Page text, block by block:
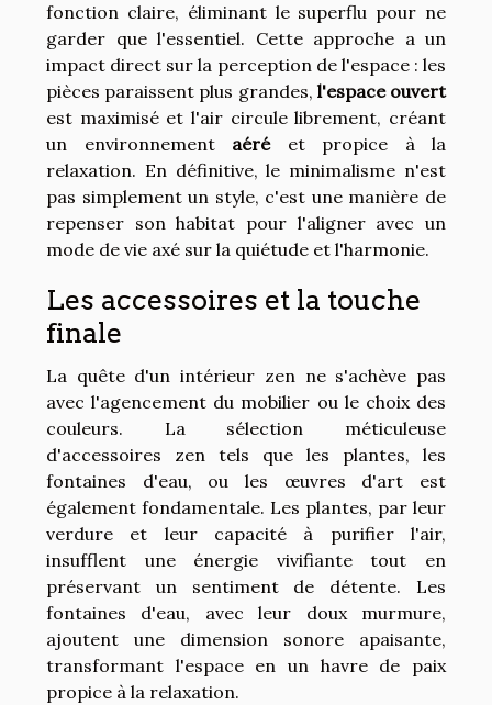
fonction claire, éliminant le superflu pour ne
garder que l'essentiel. Cette approche a un
impact direct sur la perception de l'espace : les
pièces paraissent plus grandes, l'espace ouvert
est maximisé et l'air circule librement, créant
un environnement aéréet propice à la
relaxation. En définitive, le minimalisme n'est
pas simplement un style, c'est une manière de
repenser son habitat pour l'aligner avec un
mode de vie axé sur la quiétude et l'harmonie.
Les accessoires et la touche
finale
La quête d'un intérieur zen ne s'achève pas
avec l'agencement du mobilier ou le choix des
couleurs. La sélection méticuleuse
d'accessoires zen tels que les plantes, les
fontaines d'eau, ou les œuvres d'art est
également fondamentale. Les plantes, par leur
verdure et leur capacité à purifier l'air,
insufflent une énergie vivifiante tout en
préservant un sentiment de détente. Les
fontaines d'eau, avec leur doux murmure,
ajoutent une dimension sonore apaisante,
transformant l'espace en un havre de paix
propice à la relaxation.